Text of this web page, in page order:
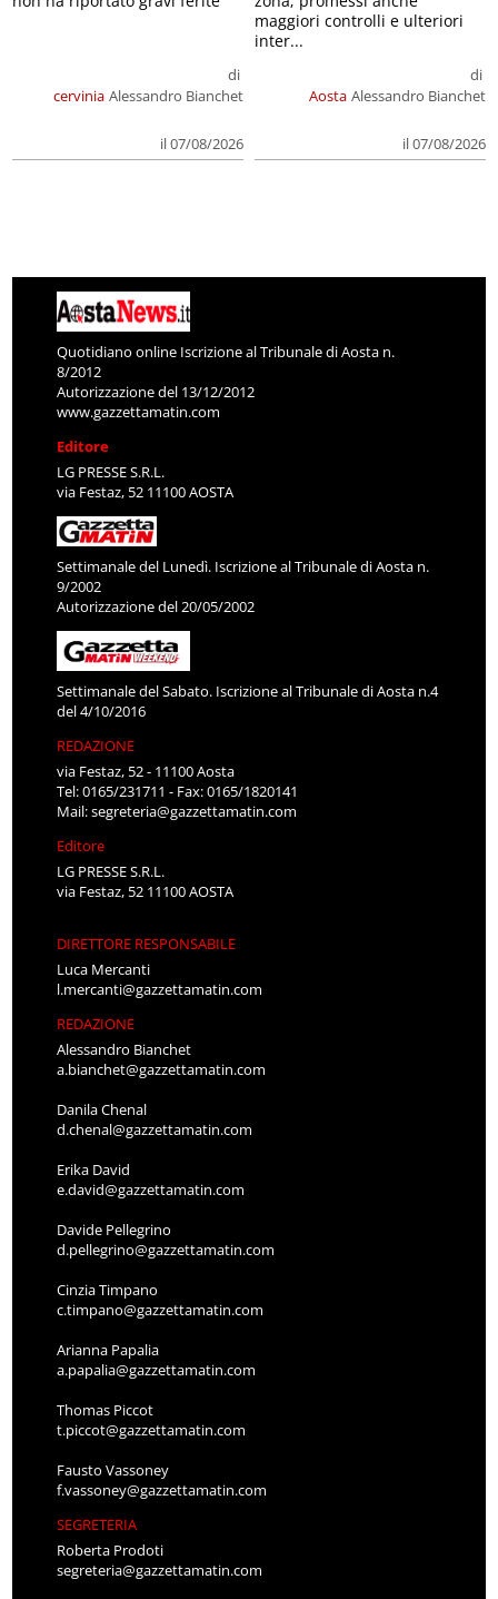
cervinia
di
Alessandro Bianchet
il 07/08/2026
Aosta
di
Alessandro Bianchet
il 07/08/2026
maggiori controlli e ulteriori
inter...
Quotidiano online Iscrizione al Tribunale di Aosta n.
8/2012
Autorizzazione del 13/12/2012
www.gazzettamatin.com
Editore
LG PRESSE S.R.L.
via Festaz, 52 11100 AOSTA
Settimanale del Lunedì. Iscrizione al Tribunale di Aosta n.
9/2002
Autorizzazione del 20/05/2002
Settimanale del Sabato. Iscrizione al Tribunale di Aosta n.4
del 4/10/2016
REDAZIONE
via Festaz, 52 - 11100 Aosta
Tel: 0165/231711 - Fax: 0165/1820141
Mail:segreteria@gazzettamatin.com
Editore
LG PRESSE S.R.L.
via Festaz, 52 11100 AOSTA
DIRETTORE RESPONSABILE
Luca Mercanti
l.mercanti@gazzettamatin.com
REDAZIONE
Alessandro Bianchet
a.bianchet@gazzettamatin.com
Danila Chenal
d.chenal@gazzettamatin.com
Erika David
e.david@gazzettamatin.com
Davide Pellegrino
d.pellegrino@gazzettamatin.com
Cinzia Timpano
c.timpano@gazzettamatin.com
Arianna Papalia
a.papalia@gazzettamatin.com
Thomas Piccot
t.piccot@gazzettamatin.com
Fausto Vassoney
f.vassoney@gazzettamatin.com
SEGRETERIA
Roberta Prodoti
segreteria@gazzettamatin.com